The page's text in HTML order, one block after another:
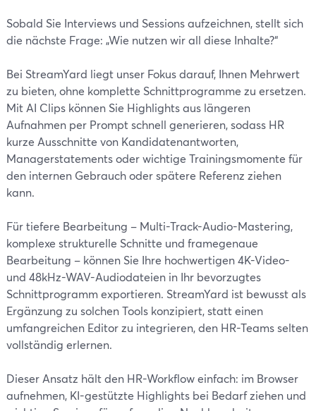
Sobald Sie Interviews und Sessions aufzeichnen, stellt sich
die nächste Frage: „Wie nutzen wir all diese Inhalte?“
Bei StreamYard liegt unser Fokus darauf, Ihnen Mehrwert
zu bieten, ohne komplette Schnittprogramme zu ersetzen.
Mit AI Clips können Sie Highlights aus längeren
Aufnahmen per Prompt schnell generieren, sodass HR
kurze Ausschnitte von Kandidatenantworten,
Managerstatements oder wichtige Trainingsmomente für
den internen Gebrauch oder spätere Referenz ziehen
kann.
Für tiefere Bearbeitung – Multi-Track-Audio-Mastering,
komplexe strukturelle Schnitte und framegenaue
Bearbeitung – können Sie Ihre hochwertigen 4K-Video-
und 48kHz-WAV-Audiodateien in Ihr bevorzugtes
Schnittprogramm exportieren. StreamYard ist bewusst als
Ergänzung zu solchen Tools konzipiert, statt einen
umfangreichen Editor zu integrieren, den HR-Teams selten
vollständig erlernen.
Dieser Ansatz hält den HR-Workflow einfach: im Browser
aufnehmen, KI-gestützte Highlights bei Bedarf ziehen und